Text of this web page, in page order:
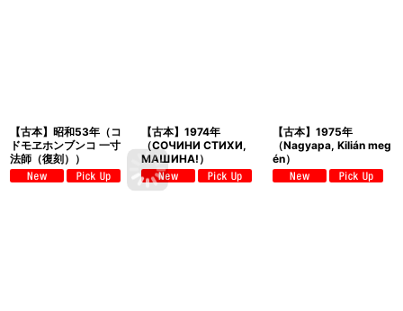
【古本】昭和53年（コ
ドモヱホンブンコ 一寸
法師（復刻））
【古本】1974年
（СОЧИНИ СТИХИ,
МАШИНА!）
【古本】1975年
（Nagyapa, Kilián meg
én）